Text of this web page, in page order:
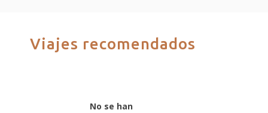
Viajes recomendados
No se han